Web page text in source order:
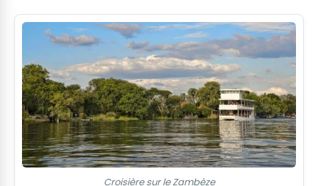
Croisière sur le Zambèze